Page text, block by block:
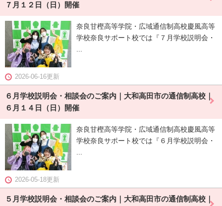
７月１２日（日）開催
奈良甘樫高等学院・広域通信制高校慶風高等
学校奈良サポート校では『７月学校説明会・
2026-06-16更新
６月学校説明会・相談会のご案内｜大和高田市の通信制高校｜
６月１４日（日）開催
奈良甘樫高等学院・広域通信制高校慶風高等
学校奈良サポート校では『６月学校説明会・
2026-05-18更新
５月学校説明会・相談会のご案内｜大和高田市の通信制高校｜